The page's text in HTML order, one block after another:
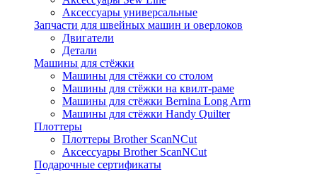
Аксессуары универсальные
Запчасти для швейных машин и оверлоков
Двигатели
Детали
Машины для стёжки
Машины для стёжки со столом
Машины для стёжки на квилт-раме
Машины для стёжки Bernina Long Arm
Машины для стёжки Handy Quilter
Плоттеры
Плоттеры Brother ScanNCut
Аксессуары Brother ScanNCut
Подарочные сертификаты